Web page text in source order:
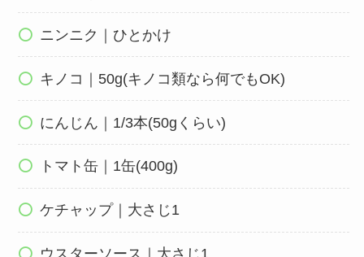
ニンニク｜ひとかけ
キノコ｜50g(キノコ類なら何でもOK)
にんじん｜1/3本(50gくらい)
トマト缶｜1缶(400g)
ケチャップ｜大さじ1